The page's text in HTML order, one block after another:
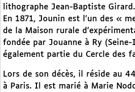
lithographe Jean-Baptiste Girard.
En 1871, Jounin est l’un des «
de la Maison rurale
fondée par Jouanne à Ry
également partie du Cercle des
Lors de son décès, il réside au
à Paris. Il est marié à Marie